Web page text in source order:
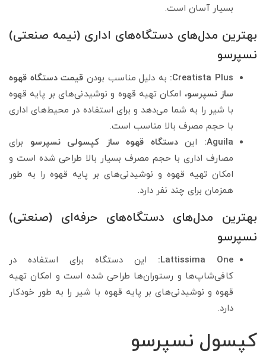
بسیار آسان است.
بهترین مدل‌های دستگاه‌های اداری (نیمه صنعتی)
نسپرسو
Creatista Plus: به دلیل مناسب بودن قیمت دستگاه قهوه
ساز نسپرسو، امکان تهیه قهوه و نوشیدنی‌های بر پایه قهوه
با شیر را به شما می‌دهد و برای استفاده در محیط‌های اداری
با حجم مصرف بالا مناسب است.
Aguila:
ایندستگاه قهوه ساز کپسولی نسپرسو برای
مصارف اداری با حجم مصرف بسیار بالا طراحی شده است و
امکان تهیه قهوه و نوشیدنی‌های بر پایه قهوه را به طور
همزمان برای چند نفر دارد.
بهترین مدل‌های دستگاه‌های حرفه‌ای (صنعتی)
نسپرسو
Lattissima One:
این دستگاه برای استفاده در
کافی‌شاپ‌ها و رستوران‌ها طراحی شده است و امکان تهیه
قهوه و نوشیدنی‌های بر پایه قهوه با شیر را به طور خودکار
دارد.
کپسول‌ نسپرسو